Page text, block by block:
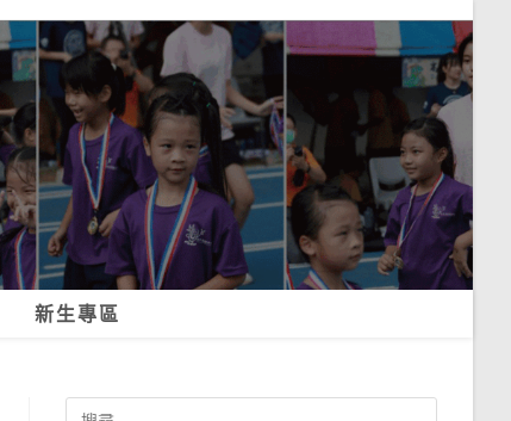
新生專區
Search